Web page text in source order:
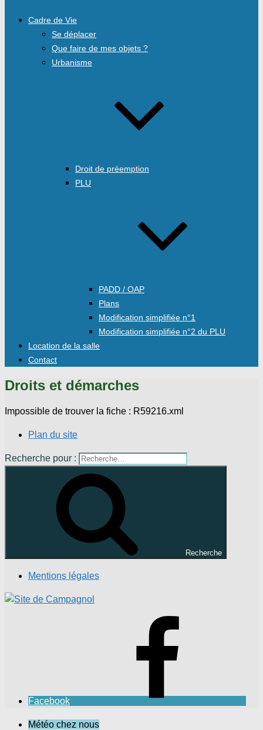
Cadre de Vie
Se déplacer
Que faire de mes objets ?
Urbanisme
Droit de préemption
PLU
PADD / OAP
Plans
Modification simplifiée n°1
Modification simplifiée n°2 du PLU
Location de la salle
Contact
Droits et démarches
Impossible de trouver la fiche : R59216.xml
Plan du site
Recherche pour :
Recherche
Mentions légales
Facebook
Météo chez nous